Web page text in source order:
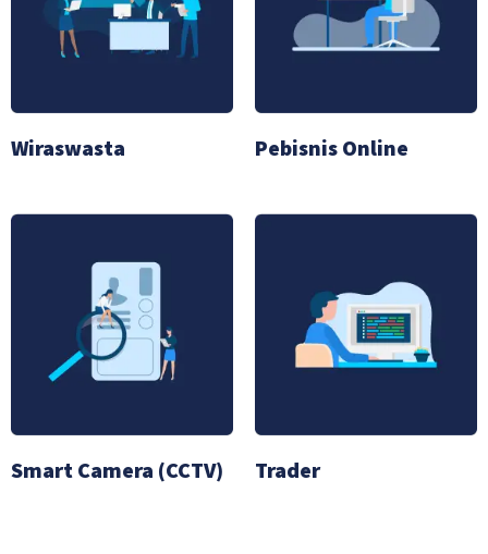
Wiraswasta Pebisnis Online
Smart Camera (CCTV) Trader